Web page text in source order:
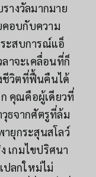
รางวัลมากมาย
คอบกับความ
ะสบการณ์แอ็
ลาจะเคลื่อนที่ก็
ชีวิตที่ฟื้นคืนได้
คุณคือผู้เดียวที่
ธจากศัตรูที่ล้ม
ยุกระสุนสโลว์
เกมไขปริศนา
ลกใหม่ไม่